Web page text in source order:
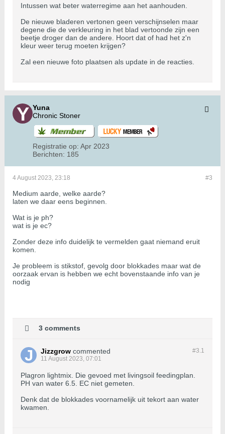
Intussen wat beter waterregime aan het aanhouden.
De nieuwe bladeren vertonen geen verschijnselen maar
degene die de verkleuring in het blad vertoonde zijn een
beetje droger dan de andere. Hoort dat of had het z'n
kleur weer terug moeten krijgen?
Zal een nieuwe foto plaatsen als update in de reacties.
Yuna
Chronic Stoner
Registratie op: Apr 2023
Berichten: 185
#3
4 August 2023, 23:18
Medium aarde, welke aarde?
laten we daar eens beginnen.
Wat is je ph?
wat is je ec?
Zonder deze info duidelijk te vermelden gaat niemand eruit
komen.
Je probleem is stikstof, gevolg door blokkades maar wat de
oorzaak ervan is hebben we echt bovenstaande info van je
nodig
3 comments
#3.1
Jizzgrow commented
11 August 2023, 07:01
Plagron lightmix. Die gevoed met livingsoil feedingplan.
PH van water 6.5. EC niet gemeten.
Denk dat de blokkades voornamelijk uit tekort aan water
kwamen.